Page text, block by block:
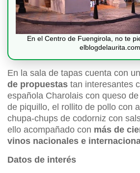
En el Centro de Fuengirola, no te
elblogdelaurita.com
En la sala de tapas cuenta con
de propuestas tan interesantes
española Charolais con queso
de piquillo, el rollito de pollo con
chupa-chups de codorniz con
ello acompañado con más de
vinos nacionales e
Datos de interés